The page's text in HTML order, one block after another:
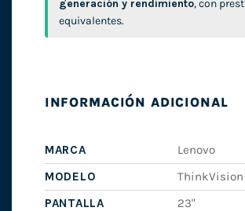
generación y rendimiento, con
equivalentes.
INFORMACIÓN ADICIONAL
MARCA
Lenovo
MODELO
ThinkVision
PANTALLA
23"